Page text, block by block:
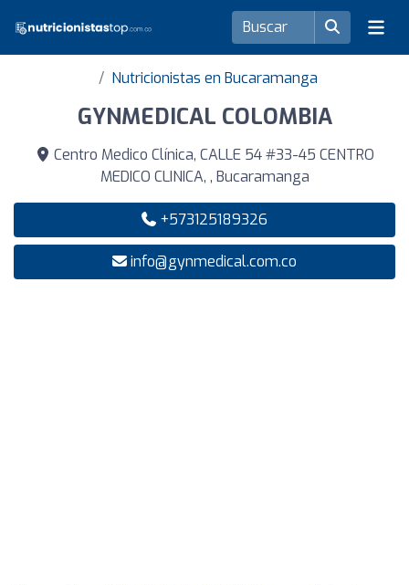
Nutricionistas en Bucaramanga
GYNMEDICAL COLOMBIA
Centro Medico Clínica, CALLE 54 #33-45 CENTRO
MEDICO CLINICA, , Bucaramanga
+573125189326
info@gynmedical.com.co